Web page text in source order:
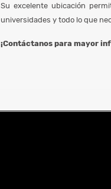
Su excelente ubicación
universidades y todo lo que
¡Contáctanos para mayor